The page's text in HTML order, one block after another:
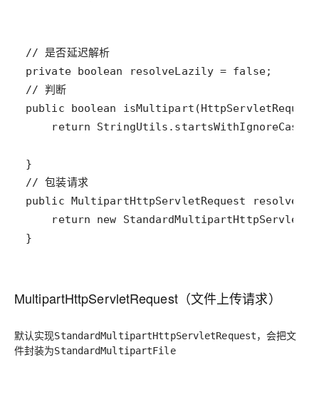
// 是否延迟解析
private boolean resolveLazily = false
// 判断
public
boolean isMultipart (HttpServletRequest
return
StringUtils . startsWithIgnoreCase
// 包装请求
public MultipartHttpServletRequest
return
new
}
MultipartHttpServletRequest（文件上传请求）
默认实现StandardMultipartHttpServletRequest，会把文
件封装为StandardMultipartFile